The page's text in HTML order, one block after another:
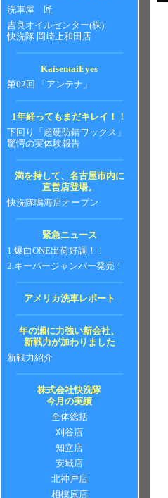
洗車屋 匠
吉良オイルセンター(株)
快洗隊 岡崎上和田店
KaisentaiEyes
第02回 「アンテナ」
1年経ってもまだキレイ！！
下回り「超硬防錆ワックス」
驚愕の実体験報告
満を持して、名古屋市内に
直営店登場。
快洗隊鳴海店オープン
緊急ニュース
1.爆白ONE出荷好調！！
2.キーパージャンパー発売！
アメリカ洗車レポート
年の瀬に力強い新会社、
新戦力が加わりました
新戦力紹介
株式会社快洗隊
今月の実績
全体総括
刈谷店
知立店
安城店
北神戸店
相模原店